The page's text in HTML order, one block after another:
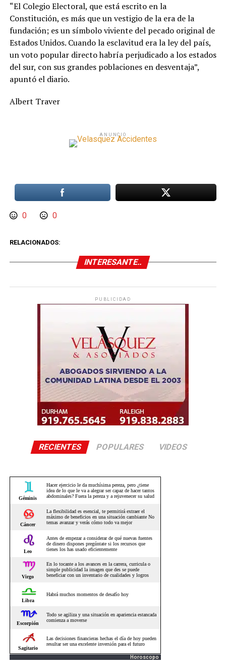
“El Colegio Electoral, que está escrito en la
Constitución, es más que un vestigio de la era de la
fundación; es un símbolo viviente del pecado original de
Estados Unidos. Cuando la esclavitud era la ley del país,
un voto popular directo habría perjudicado a los estados
del sur, con sus grandes poblaciones en desventaja”,
apuntó el diario.
Albert Traver
ANUNCIO
0 0
RELACIONADOS:
INTERESANTE..
PUBLICIDAD
RECIENTES POPULARES VIDEOS
Horoscopo